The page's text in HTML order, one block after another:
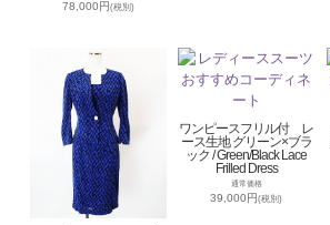
78,000円(税別)
ワンピースフリル付 レ
ース生地 グリーン×ブラ
ック / Green/Black Lace
Frilled Dress
通常価格
39,000円(税別)